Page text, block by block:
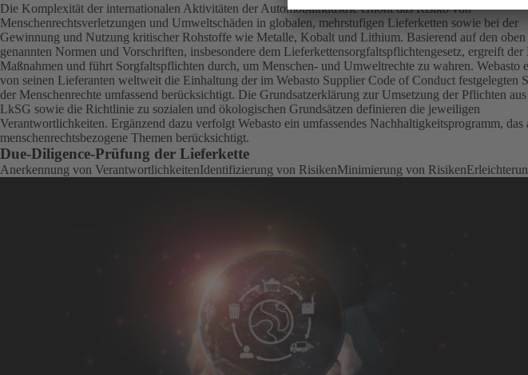
Die Komplexität der internationalen Aktivitäten der Automobilindustrie erhöht das Risiko von
Menschenrechtsverletzungen und Umweltschäden in globalen, mehrstufigen Lieferketten sowie bei der
Gewinnung und Nutzung kritischer Rohstoffe wie Metalle, Kobalt und Lithium. Basierend auf den oben
genannten Normen und Vorschriften, insbesondere dem Lieferkettensorgfaltspflichtengesetz, ergreift der
Maßnahmen und führt Sorgfaltspflichten durch, um Menschen- und Umweltrechte zu wahren. Webasto
von seinen Lieferanten weltweit die Einhaltung der im Webasto Supplier Code of Conduct festgelegten
der Menschenrechte umfassend berücksichtigt. Die Grundsatzerklärung zur Umsetzung der Pflichten aus
LkSG sowie die Richtlinie zu sozialen und ökologischen Grundsätzen definieren die jeweiligen
Verantwortlichkeiten. Ergänzend dazu verfolgt Webasto ein umfassendes Nachhaltigkeitsprogramm, das
menschenrechtsbezogene Themen berücksichtigt.
Due-Diligence-Prüfung der Lieferkette
Anerkennung von VerantwortlichkeitenIdentifizierung von RisikenMinimierung von Risiken